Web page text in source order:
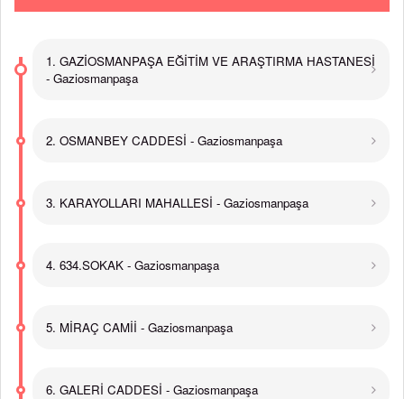
1. GAZİOSMANPAŞA EĞİTİM VE ARAŞTIRMA HASTANESİ
- Gaziosmanpaşa
2. OSMANBEY CADDESİ - Gaziosmanpaşa
3. KARAYOLLARI MAHALLESİ - Gaziosmanpaşa
4. 634.SOKAK - Gaziosmanpaşa
5. MİRAÇ CAMİİ - Gaziosmanpaşa
6. GALERİ CADDESİ - Gaziosmanpaşa